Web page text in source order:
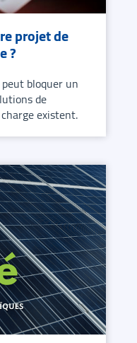
projet de
?
bloquer un
de
existent.
votre projet de